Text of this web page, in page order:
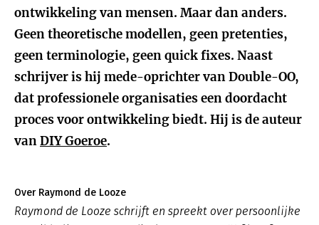
ontwikkeling van mensen. Maar dan anders.
Geen theoretische modellen, geen pretenties,
geen terminologie, geen quick fixes. Naast
schrijver is hij mede-oprichter van Double-OO,
dat professionele organisaties een doordacht
proces voor ontwikkeling biedt. Hij is de auteur
vanDIY Goeroe.
Over Raymond de Looze
Raymond de Looze schrijft en spreekt over persoonlijke